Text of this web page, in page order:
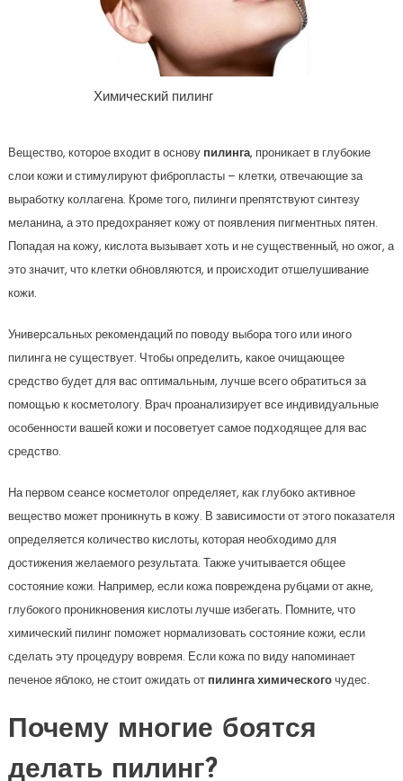
Химический пилинг
Вещество, которое входит в основу пилинга, проникает в глубокие
слои кожи и стимулируют фибропласты – клетки, отвечающие за
выработку коллагена. Кроме того, пилинги препятствуют синтезу
меланина, а это предохраняет кожу от появления пигментных пятен.
Попадая на кожу, кислота вызывает хоть и не существенный, но ожог, а
это значит, что клетки обновляются, и происходит отшелушивание
кожи.
Универсальных рекомендаций по поводу выбора того или иного
пилинга не существует. Чтобы определить, какое очищающее
средство будет для вас оптимальным, лучше всего обратиться за
помощью к косметологу. Врач проанализирует все индивидуальные
особенности вашей кожи и посоветует самое подходящее для вас
средство.
На первом сеансе косметолог определяет, как глубоко активное
вещество может проникнуть в кожу. В зависимости от этого показателя
определяется количество кислоты, которая необходимо для
достижения желаемого результата. Также учитывается общее
состояние кожи. Например, если кожа повреждена рубцами от акне,
глубокого проникновения кислоты лучше избегать. Помните, что
химический пилинг поможет нормализовать состояние кожи, если
сделать эту процедуру вовремя. Если кожа по виду напоминает
печеное яблоко, не стоит ожидать от пилинга химическогочудес.
Почему многие боятся
делать пилинг?